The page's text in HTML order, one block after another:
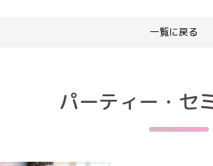
一覧に戻る
パーティー・セ